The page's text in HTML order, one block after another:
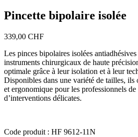
Pincette bipolaire isolée
339,00 CHF
Les pinces bipolaires isolées
instruments chirurgicaux de haute
optimale grâce à leur isolation et à leur
Disponibles dans une variété de tailles,
et ergonomique pour les professionnels de
d’interventions délicates.
Code produit : HF 9612-11N